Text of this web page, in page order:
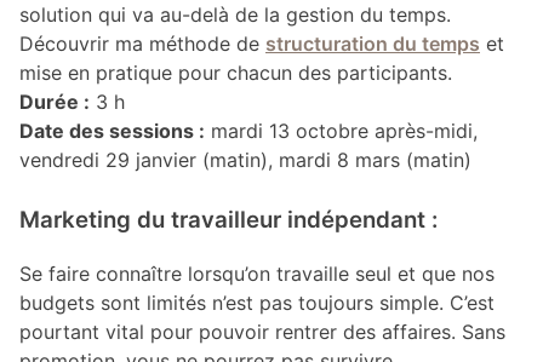
solution qui va au-delà de la gestion du temps.
Découvrir ma méthode de structuration du temps et
mise en pratique pour chacun des participants.
Durée : 3 h
Date des sessions : mardi 13 octobre après-midi,
vendredi 29 janvier (matin), mardi 8 mars (matin)
Marketing du travailleur indépendant :
Se faire connaître lorsqu’on travaille seul et que nos
budgets sont limités n’est pas toujours simple. C’est
pourtant vital pour pouvoir rentrer des affaires. Sans